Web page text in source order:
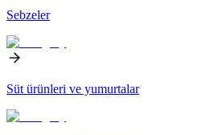
Sebzeler
Süt ürünleri ve yumurtalar